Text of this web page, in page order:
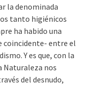
la denominada
tanto higiénicos
ha habido una
coincidente- entre el
Y es que, con la
Naturaleza nos
del desnudo,